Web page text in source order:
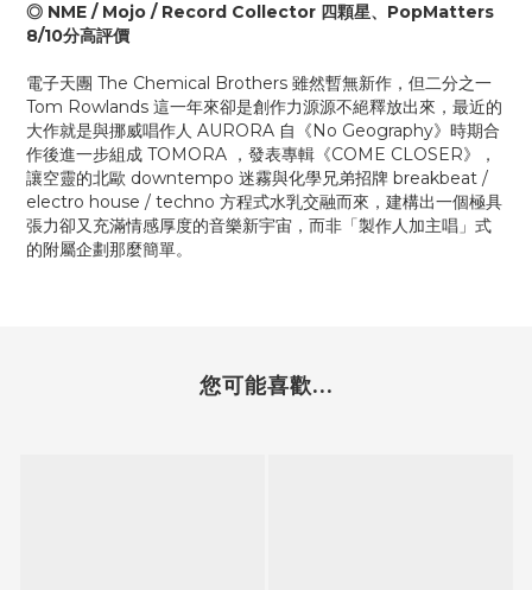
◎ NME / Mojo / Record Collector 四顆星、PopMatters
8/10分高評價
電子天團 The Chemical Brothers 雖然暫無新作，但二分之一
Tom Rowlands 這一年來卻是創作力源源不絕釋放出來，最近的
大作就是與挪威唱作人 AURORA 自《No Geography》時期合
作後進一步組成 TOMORA ，發表專輯《COME CLOSER》，
讓空靈的北歐 downtempo 迷霧與化學兄弟招牌 breakbeat /
electro house / techno 方程式水乳交融而來，建構出一個極具
張力卻又充滿情感厚度的音樂新宇宙，而非「製作人加主唱」式
的附屬企劃那麼簡單。
您可能喜歡...